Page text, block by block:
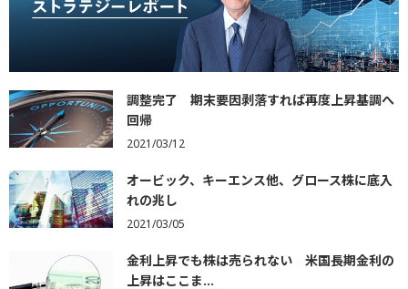
調整完了 期末要因剥落すれば再度上昇基調へ
回帰
2021/03/12
オービック、キーエンス他、グロース株に底入
れの兆し
2021/03/05
金利上昇でも株は売られない 米国長期金利の
上昇はここま...